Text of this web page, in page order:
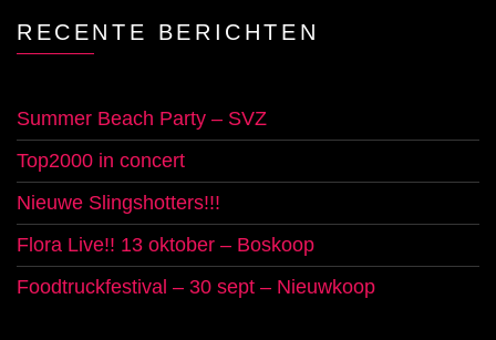
RECENTE BERICHTEN
Summer Beach Party – SVZ
Top2000 in concert
Nieuwe Slingshotters!!!
Flora Live!! 13 oktober – Boskoop
Foodtruckfestival – 30 sept – Nieuwkoop